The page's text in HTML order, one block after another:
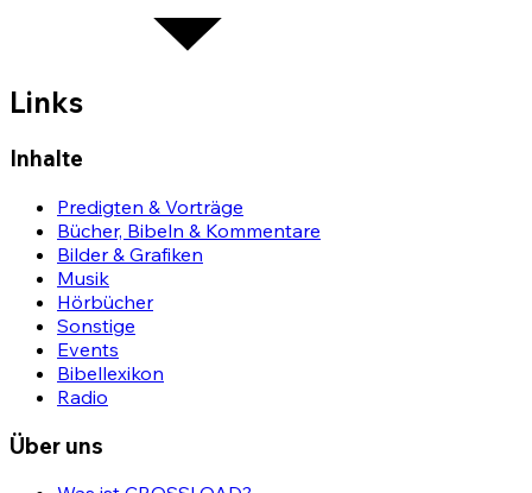
Links
Inhalte
Predigten & Vorträge
Bücher, Bibeln & Kommentare
Bilder & Grafiken
Musik
Hörbücher
Sonstige
Events
Bibellexikon
Radio
Über uns